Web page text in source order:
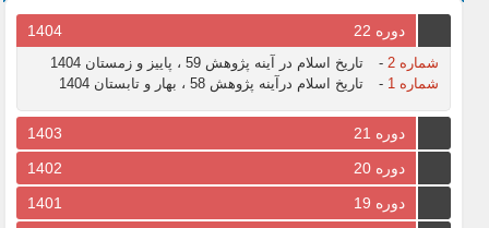
دوره 22 1404
شماره 2 -
تاریخ اسلام در آینه پژوهش 59 ، پاییز و زمستان 1404
شماره 1
- تاریخ اسلام درآینه پژوهش 58 ، بهار و تابستان 1404
دوره 21
1403
دوره 20
1402
دوره 19
1401